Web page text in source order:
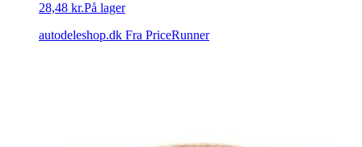
28,48 kr.På lager
autodeleshop.dk Fra PriceRunner